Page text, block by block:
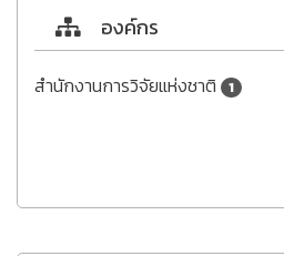
องค์กร
สำนักงานการวิจัยแห่งชาติ 1